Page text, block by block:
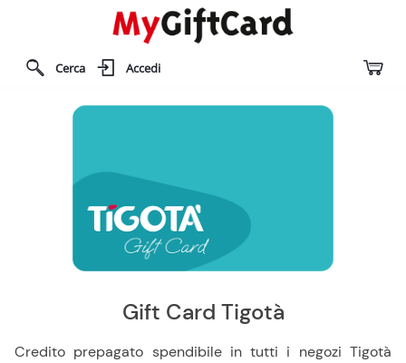
Cerca Accedi
Gift Card Tigotà
Credito prepagato spendibile in tutti i negozi Tigotà